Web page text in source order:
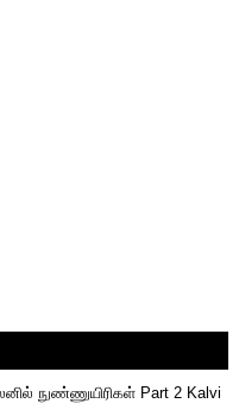
நுண்ணுயிரிகள் Part 2 Kalvi